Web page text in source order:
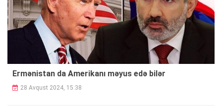
Ermənistan da Amerikanı məyus edə bilər
28 Avqust 2024, 15:38